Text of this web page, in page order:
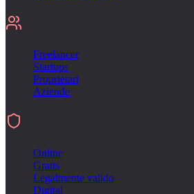
Freelancer
Startups
Proprietari
Aziende
Online
Gratis
Legalmente valido
Digital